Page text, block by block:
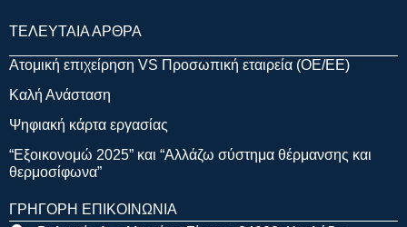
ΤΕΛΕΥΤΑΙΑ ΑΡΘΡΑ
Ατομική επιχείρηση VS Προσωπική εταιρεία (OE/EE)
Καλή Ανάσταση
Ψηφιακή κάρτα εργασίας
“Εξοικονομώ 2025” και “Αλλάζω σύστημα θέρμανσης και
θερμοσίφωνα”
ΓΡΗΓΟΡΗ ΕΠΙΚΟΙΝΩΝΙΑ